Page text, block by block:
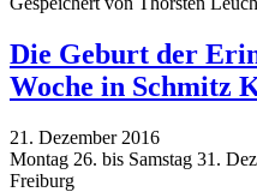
Die Geburt der
Woche in Schmitz
21. Dezember 2016
Montag 26. bis Samstag 31.
Freiburg